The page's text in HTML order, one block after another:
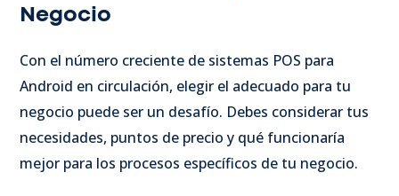
Negocio
Con el número creciente de sistemas POS para
Android en circulación, elegir el adecuado para tu
negocio puede ser un desafío. Debes considerar tus
necesidades, puntos de precio y qué funcionaría
mejor para los procesos específicos de tu negocio.